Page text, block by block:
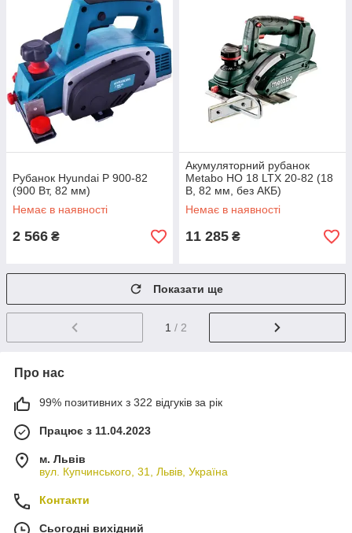
Рубанок Hyundai P 900-82
(900 Вт, 82 мм)
Немає в наявності
2 566 ₴
Акумуляторний рубанок
Metabo HO 18 LTX 20-82 (18
В, 82 мм, без АКБ)
(602082890)
Немає в наявності
11 285 ₴
Показати ще
1 / 2
Про нас
99% позитивних з 322 відгуків за рік
Працює з 11.04.2023
м. Львів
вул. Купчинського, 31, Львів, Україна
Контакти
Сьогодні вихідний